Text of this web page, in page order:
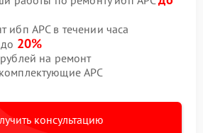
ибп APC в течении часа
20%
на ремонт
APC
консультацию